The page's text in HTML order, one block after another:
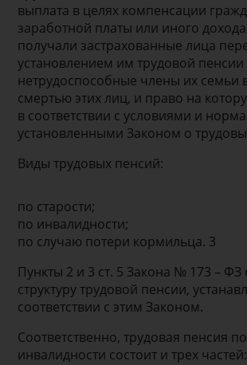
выплата в целях компенсации
заработной платы или иного
получали застрахованные лица
установлением им трудовой пенсии
нетрудоспособные члены их семьи
смертью этих лиц, и право на
в соответствии с условиями и
установленными Законом о
Виды трудовых пенсий:
по старости;
по инвалидности;
по случаю потери кормильца. 3
Пункты 2 и 3 ст. 5 Закона № 173 –
структуру трудовой пенсии,
соответствии с этим Законом.
Соответственно, трудовая пенсия
инвалидности состоит и трех частей: